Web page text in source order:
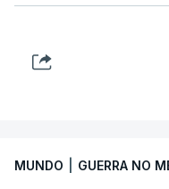
MUNDO GUERRA NO